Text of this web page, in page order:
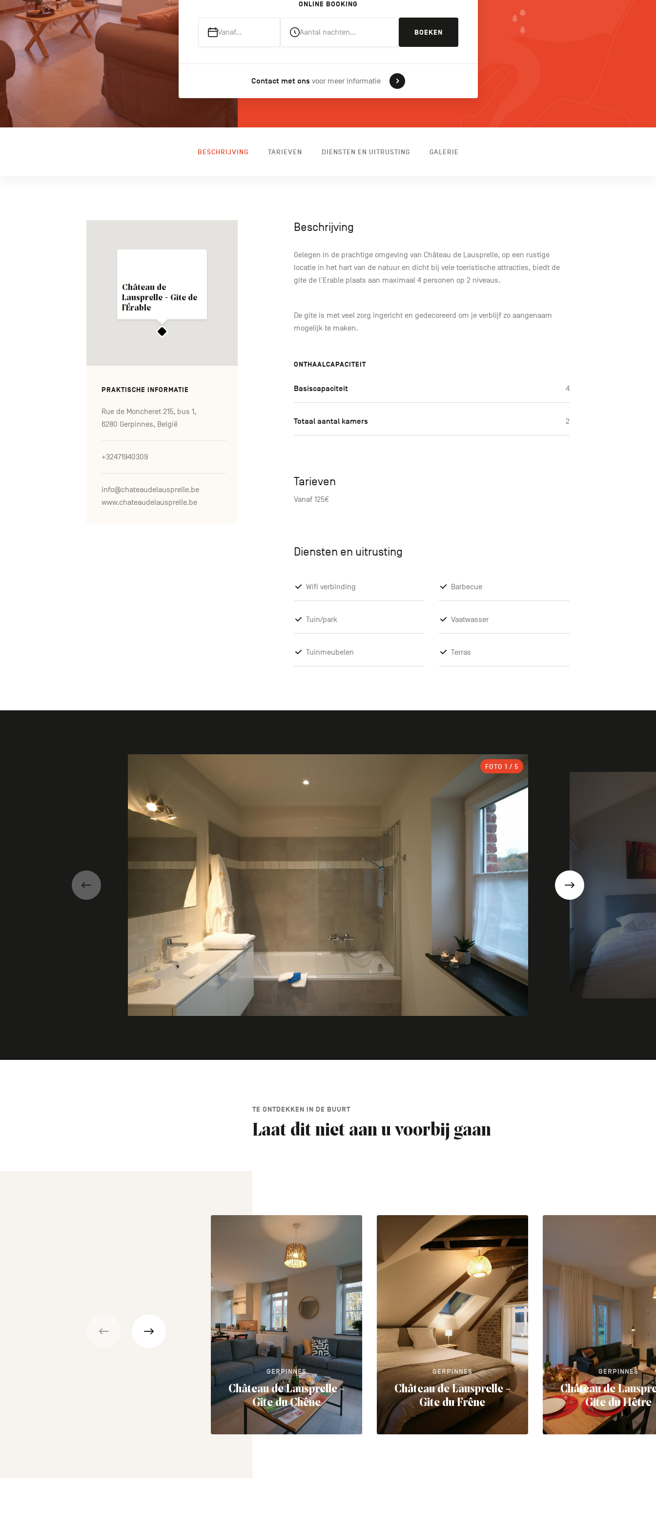
ONLINE BOOKING
Vanaf… Aantal nachten… BOEKEN
Contact met ons voor meer informatie
BESCHRIJVING TARIEVEN DIENSTEN EN UITRUSTING GALERIE
Château de
Lausprelle - Gite de
l'Érable
PRAKTISCHE INFORMATIE
Rue de Moncheret 215, bus 1,
6280 Gerpinnes, België
+32471940309
info@chateaudelausprelle.be
www.chateaudelausprelle.be
Beschrijving
Gelegen in de prachtige omgeving van Château de Lausprelle, op een rustige
locatie in het hart van de natuur en dicht bij vele toeristische attracties, biedt de
gite de l'Erable plaats aan maximaal 4 personen op 2 niveaus.
De gite is met veel zorg ingericht en gedecoreerd om je verblijf zo aangenaam
mogelijk te maken.
ONTHAALCAPACITEIT
Basiscapaciteit 4
Totaal aantal kamers 2
Tarieven
Vanaf 125€
Diensten en uitrusting
Wifi verbinding Barbecue
Tuin/park Vaatwasser
Tuinmeubelen Terras
Précédent Suivant
FOTO 1 / 5
TE ONTDEKKEN IN DE BUURT
Laat dit niet aan u voorbij gaan
GERPINNES
Château de Lausprelle -
Gîte du Chêne
GERPINNES
Château de Lausprelle -
Gite du Frêne
GERPINNES
Château de
Gite du Hêtre
Précédent Suivant